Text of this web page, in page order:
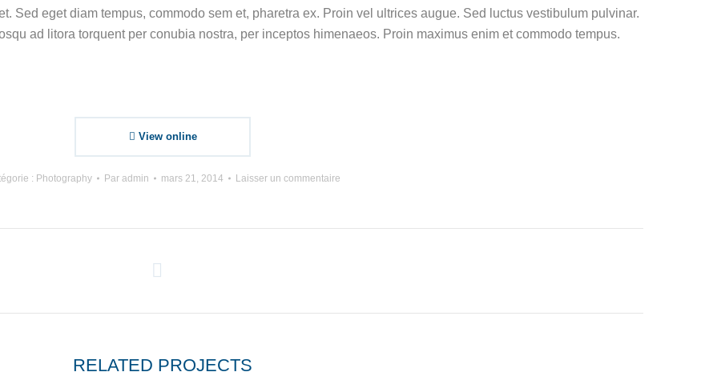
Sed eget diam tempus, commodo sem et, pharetra ex. Proin vel ultrices augue. Sed luctus vestibulum pulvinar.
ad litora torquent per conubia nostra, per inceptos himenaeos. Proin maximus enim et commodo tempus.
View online
: Photography Par admin mars 21, 2014 Laisser un commentaire
RELATED PROJECTS